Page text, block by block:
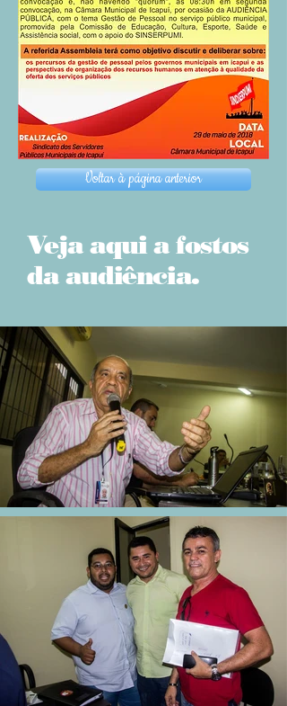
Voltar à página anterior
Veja aqui a fostos
da audiência.